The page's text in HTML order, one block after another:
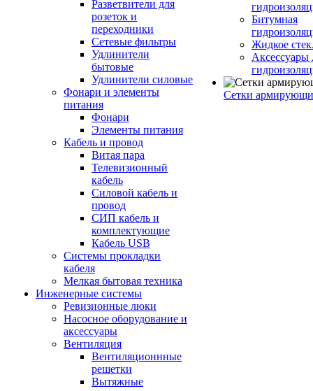
Разветвители для
розеток и
переходники
Сетевые фильтры
Удлинители
бытовые
Удлинители силовые
Фонари и элементы
питания
Фонари
Элементы питания
Кабель и провод
Витая пара
Телевизионный
кабель
Силовой кабель и
провод
СИП кабель и
комплектующие
Кабель USB
Системы прокладки
кабеля
Мелкая бытовая техника
Инженерные системы
Ревизионные люки
Насосное оборудование и
аксессуары
Вентиляция
Вентиляционнные
решетки
Вытяжные
Битумная
Жидкое
Аксессуары
Сетки